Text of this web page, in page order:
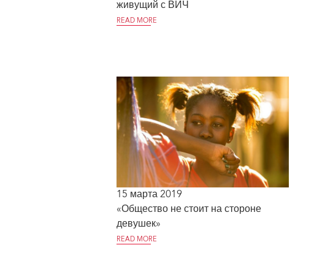
живущий с ВИЧ
READ MORE
15 марта 2019
«Общество не стоит на стороне
девушек»
READ MORE